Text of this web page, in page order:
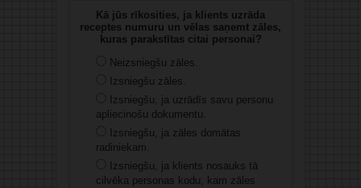
Kā jūs rīkosities, ja klients uzrāda
receptes numuru un vēlas saņemt zāles,
kuras parakstītas citai personai?
Neizsniegšu zāles.
Izsniegšu zāles.
Izsniegšu, ja uzrādīs savu personu
apliecinošu dokumentu.
Izsniegšu, ja zāles domātas
radiniekam.
Izsniegšu, ja klients nosauks tā
cilvēka personas kodu, kam zāles